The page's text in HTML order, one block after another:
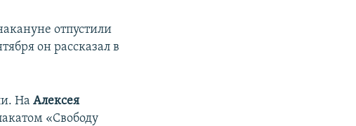
отпустили
он рассказал в
НаАлексея
«Свободу